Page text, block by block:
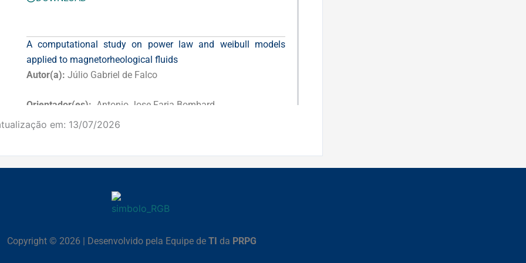
A computational study on power law and weibull models
applied to magnetorheological fluids
Autor(a): Júlio Gabriel de Falco
Orientador(es): Antonio Jose Faria Bombard
em: 13/07/2026
Copyright © 2026 | Desenvolvido pela Equipe de TI da PRPG